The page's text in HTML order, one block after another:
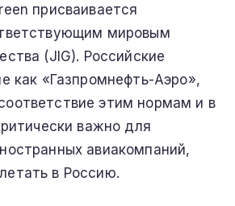
присваивается
мировым
(JIG). Российские
как «Газпромнефть-Аэро»,
этим нормам и в
важно для
авиакомпаний,
в Россию.